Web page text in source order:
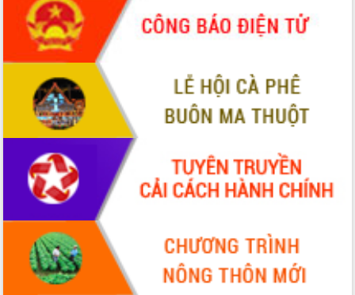
món ăn từ sầu riêng
Đắk Lắk công bố Quy hoạch và xúc
tiến đầu tư tỉnh
Ngành cá ngừ Đắk Lắk chủ động thích
ứng để giữ vững thị trường xuất khẩu
Diễn đàn Kinh tế tư nhân Việt Nam đột
phá cơ chế - Hợp tác công tư
Đề án 06 tạo bước ngoặt đột phá trong
cải cách hành chính tỉnh Đắk Lắk
Kết nối tour, đẩy mạnh chuyển đổi số
để phát triển du lịch Đắk Lắk
Khởi động Dự án Đầu tư xây dựng hạ
tầng kỹ thuật Cụm công nghiệp Tân
Gặp mặt các cơ quan báo chí nhân Kỷ
niệm 101 năm Ngày Báo chí Cách
mạng Việt Nam